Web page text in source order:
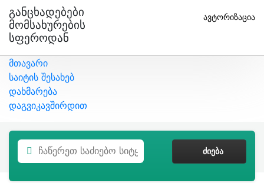
Განცხადებები
Მომსახურების
Სფეროდან
ავტორიზაცია
მთავარი
საიტის შესახებ
დახმარება
დაგვიკავშირდით
ᲫᲘᲔᲑᲐ